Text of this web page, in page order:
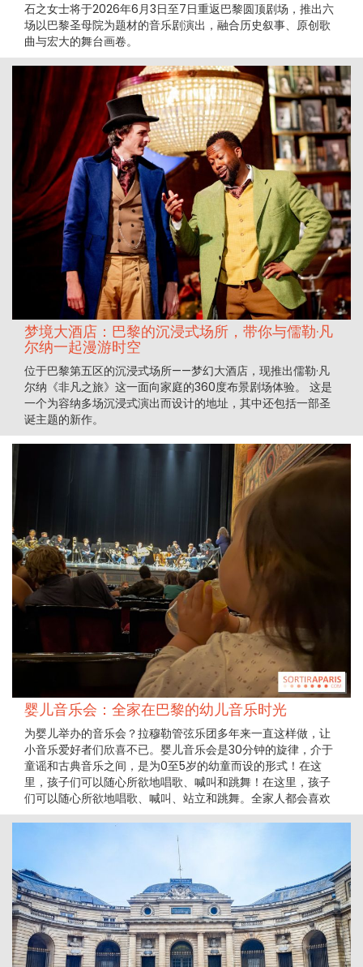
石之女士将于2026年6月3日至7日重返巴黎圆顶剧场，推出六
场以巴黎圣母院为题材的音乐剧演出，融合历史叙事、原创歌
曲与宏大的舞台画卷。
梦境大酒店：巴黎的沉浸式场所，带你与儒勒·凡
尔纳一起漫游时空
位于巴黎第五区的沉浸式场所——梦幻大酒店，现推出儒勒·凡
尔纳《非凡之旅》这一面向家庭的360度布景剧场体验。 这是
一个为容纳多场沉浸式演出而设计的地址，其中还包括一部圣
诞主题的新作。
婴儿音乐会：全家在巴黎的幼儿音乐时光
为婴儿举办的音乐会？拉穆勒管弦乐团多年来一直这样做，让
小音乐爱好者们欣喜不已。婴儿音乐会是30分钟的旋律，介于
童谣和古典音乐之间，是为0至5岁的幼童而设的形式！在这
里，孩子们可以随心所欲地唱歌、喊叫和跳舞！在这里，孩子
们可以随心所欲地唱歌、喊叫、站立和跳舞。全家人都会喜欢